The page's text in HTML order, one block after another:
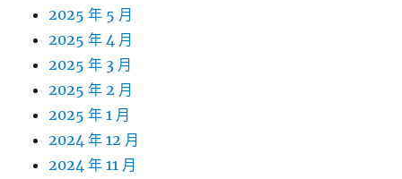
2025 年 5 月
2025 年 4 月
2025 年 3 月
2025 年 2 月
2025 年 1 月
2024 年 12 月
2024 年 11 月